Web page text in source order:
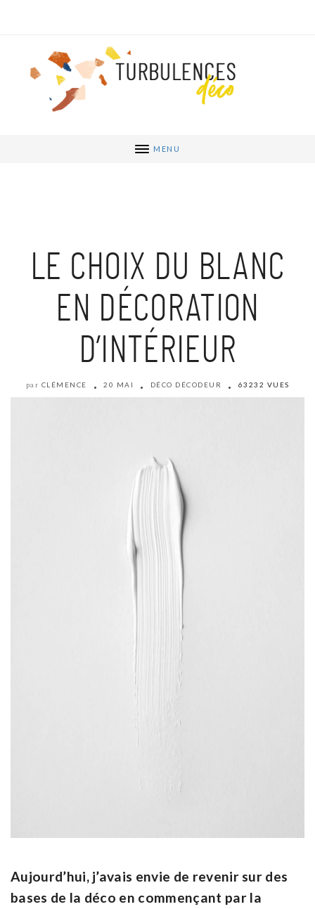
MENU
LE CHOIX DU BLANC
EN DÉCORATION
D’INTÉRIEUR
par CLÉMENCE 20 MAI DÉCO DÉCODEUR 63232 VUES
Aujourd’hui, j’avais envie de revenir sur des
bases de la déco en commençant par la